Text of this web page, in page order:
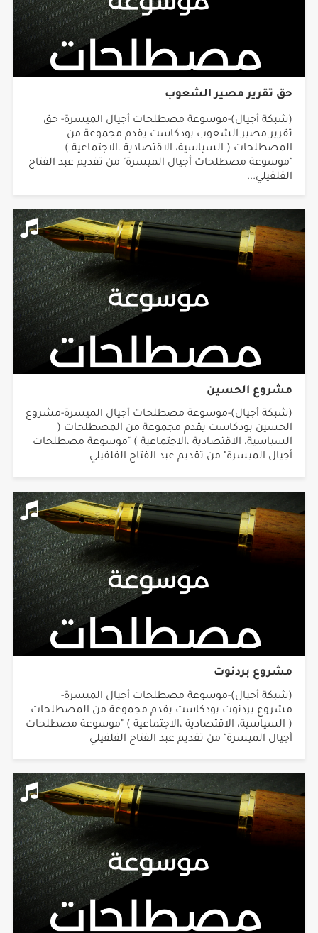
حق تقرير مصير الشعوب
(شبكة أجيال)-موسوعة مصطلحات أجيال الميسرة- حق
تقرير مصير الشعوب بودكاست يقدم مجموعة من
المصطلحات ( السياسية، الاقتصادية ،الاجتماعية )
"موسوعة مصطلحات أجيال الميسرة" من تقديم عبد الفتاح
القلقيلي...
مشروع الحسين
(شبكة أجيال)-موسوعة مصطلحات أجيال الميسرة-مشروع
الحسين بودكاست يقدم مجموعة من المصطلحات (
السياسية، الاقتصادية ،الاجتماعية ) "موسوعة مصطلحات
أجيال الميسرة" من تقديم عبد الفتاح القلقيلي
مشروع بردنوت
(شبكة أجيال)-موسوعة مصطلحات أجيال الميسرة-
مشروع بردنوت بودكاست يقدم مجموعة من المصطلحات
( السياسية، الاقتصادية ،الاجتماعية ) "موسوعة مصطلحات
أجيال الميسرة" من تقديم عبد الفتاح القلقيلي